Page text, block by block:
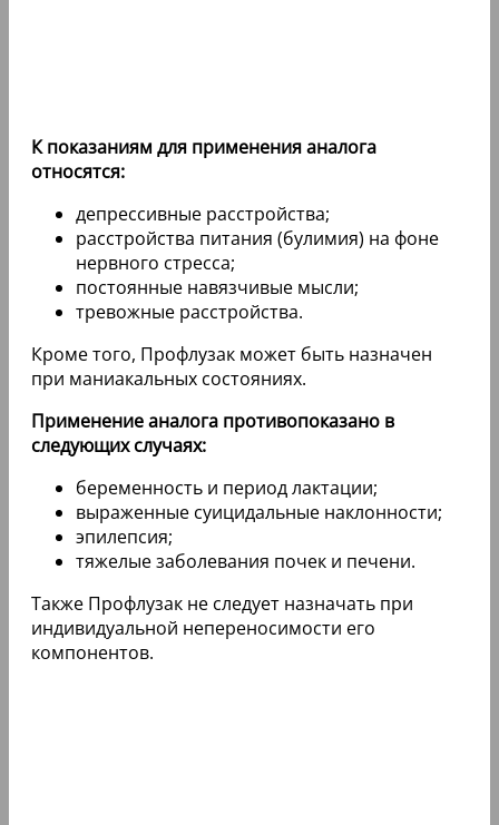
К показаниям для применения аналога
относятся:
депрессивные расстройства;
расстройства питания (булимия) на фоне
нервного стресса;
постоянные навязчивые мысли;
тревожные расстройства.
Кроме того, Профлузак может быть назначен
при маниакальных состояниях.
Применение аналога противопоказано в
следующих случаях:
беременность и период лактации;
выраженные суицидальные наклонности;
эпилепсия;
тяжелые заболевания почек и печени.
Также Профлузак не следует назначать при
индивидуальной непереносимости его
компонентов.